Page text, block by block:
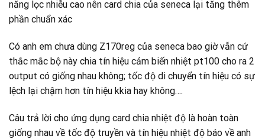
năng lọc nhiễu cao nên card chia của seneca lại tăng thêm
phần chuẩn xác
Có anh em chưa dùng Z170reg của seneca bao giờ vẫn cứ
thắc mắc bộ này chia tín hiệu cảm biến nhiệt pt100 cho ra 2
output có giống nhau không; tốc độ di chuyển tín hiệu có sự
lệch lại chậm hơn tín hiệu kkia hay không….
Câu trả lời cho ứng dụng card chia nhiệt độ là hoàn toàn
giống nhau về tốc độ truyền và tín hiệu nhiệt độ báo về anh